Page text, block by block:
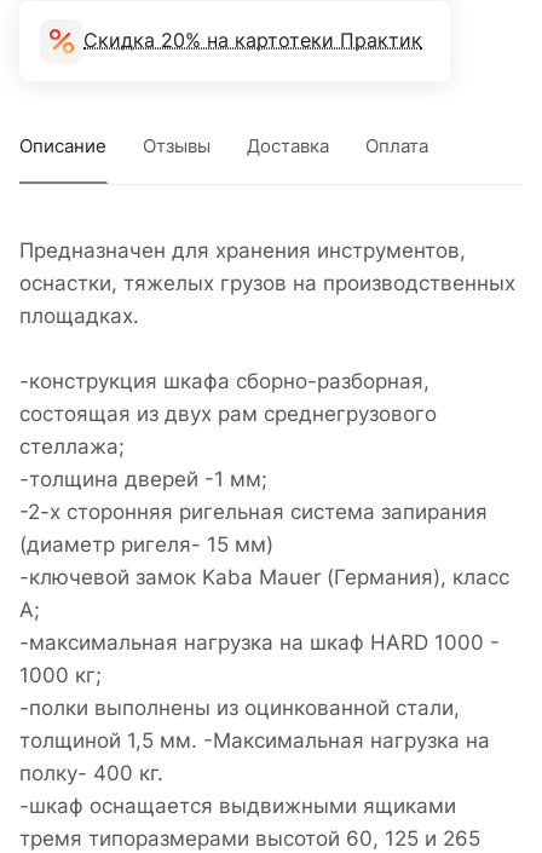
Скидка 20% на картотеки Практик
Описание Отзывы Доставка Оплата
Предназначен для хранения инструментов,
оснастки, тяжелых грузов на производственных
площадках.
-конструкция шкафа сборно-разборная,
состоящая из двух рам среднегрузового
стеллажа;
-толщина дверей -1 мм;
-2-х сторонняя ригельная система запирания
(диаметр ригеля- 15 мм)
-ключевой замок Kaba Mauer (Германия), класс
A;
-максимальная нагрузка на шкаф HARD 1000 -
1000 кг;
-полки выполнены из оцинкованной стали,
толщиной 1,5 мм. -Максимальная нагрузка на
полку- 400 кг.
-шкаф оснащается выдвижными ящиками
тремя типоразмерами высотой 60, 125 и 265